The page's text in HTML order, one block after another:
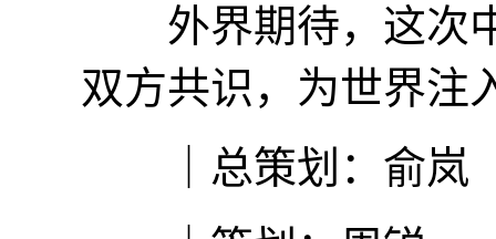
外界期待，这次中
双方共识，为世界注
｜总策划：俞岚